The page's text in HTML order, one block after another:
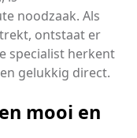
noodzaak. Als
ontstaat er
specialist herkent
gelukkig direct.
mooi en